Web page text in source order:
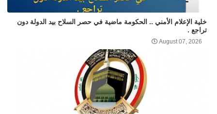
خلية الإعلام الأمني .. الحكومة ماضية في حصر السلاح بيد الدولة دون
تراجع .
August 07, 2026